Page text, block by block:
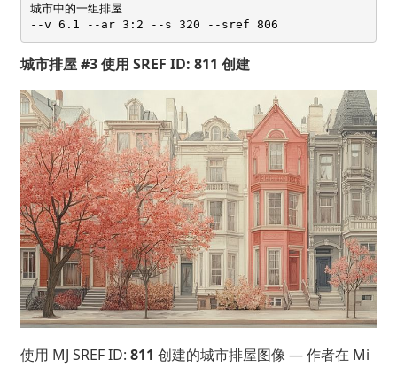
城市中的一组排屋
城市排屋 #3 使用 SREF ID: 811 创建
使用 MJ SREF ID: 811 创建的城市排屋图像 — 作者在 Mi